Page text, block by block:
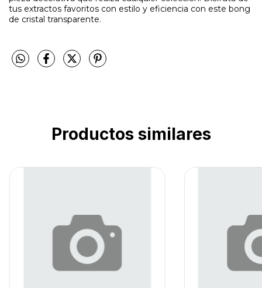
tus extractos favoritos con estilo y eficiencia con este bong
de cristal transparente.
Productos similares